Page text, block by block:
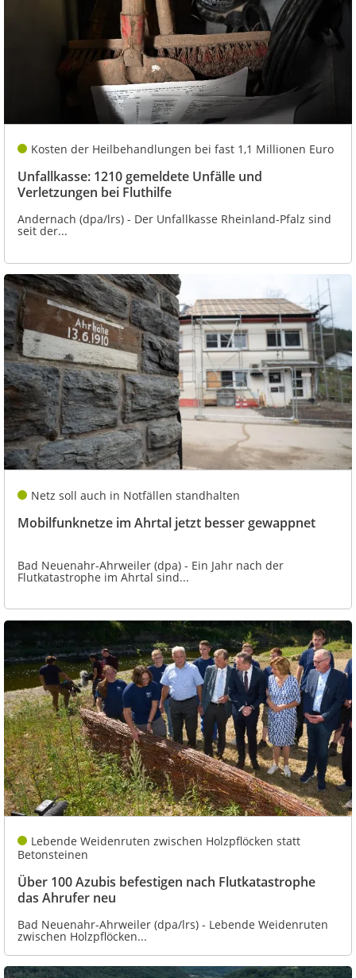
Kosten der Heilbehandlungen bei fast 1,1 Millionen Euro
Unfallkasse: 1210 gemeldete Unfälle und
Verletzungen bei Fluthilfe
Andernach (dpa/lrs) - Der Unfallkasse Rheinland-Pfalz sind
seit der...
Netz soll auch in Notfällen standhalten
Mobilfunknetze im Ahrtal jetzt besser gewappnet
Bad Neuenahr-Ahrweiler (dpa) - Ein Jahr nach der
Flutkatastrophe im Ahrtal sind...
Lebende Weidenruten zwischen Holzpflöcken statt
Betonsteinen
Über 100 Azubis befestigen nach Flutkatastrophe
das Ahrufer neu
Bad Neuenahr-Ahrweiler (dpa/lrs) - Lebende Weidenruten
zwischen Holzpflöcken...